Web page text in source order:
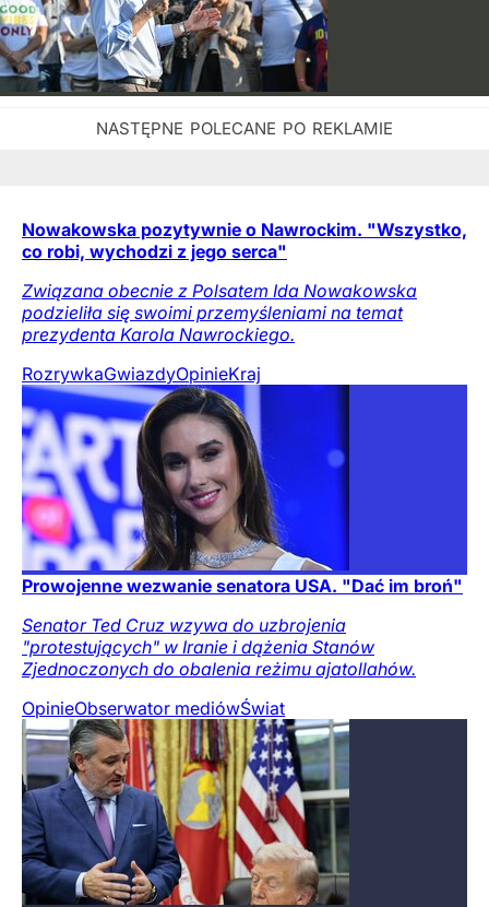
Nowakowska pozytywnie o Nawrockim. "Wszystko,
co robi, wychodzi z jego serca"
Związana obecnie z Polsatem Ida Nowakowska
podzieliła się swoimi przemyśleniami na temat
prezydenta Karola Nawrockiego.
RozrywkaGwiazdyOpinieKraj
Prowojenne wezwanie senatora USA. "Dać im broń"
Senator Ted Cruz wzywa do uzbrojenia
"protestujących" w Iranie i dążenia Stanów
Zjednoczonych do obalenia reżimu ajatollahów.
OpinieObserwator mediówŚwiat